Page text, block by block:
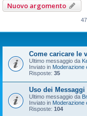
Nuovo argomento
Come caricare le
Ultimo messaggio da
Inviato in Moderazione
Risposte: 35
Uso dei
Ultimo messaggio da
Inviato in Moderazione
Risposte: 104